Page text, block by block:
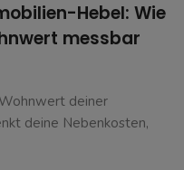
Hebel: Wie
messbar
deiner
deine Nebenkosten,